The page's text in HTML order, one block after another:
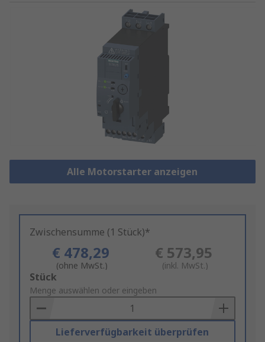
Alle Motorstarter anzeigen
Zwischensumme (1 Stück)*
€ 478,29
(ohne MwSt.)
€ 573,95
(inkl. MwSt.)
Add
to
Basket
Stück
Menge auswählen oder eingeben
Lieferverfügbarkeit überprüfen